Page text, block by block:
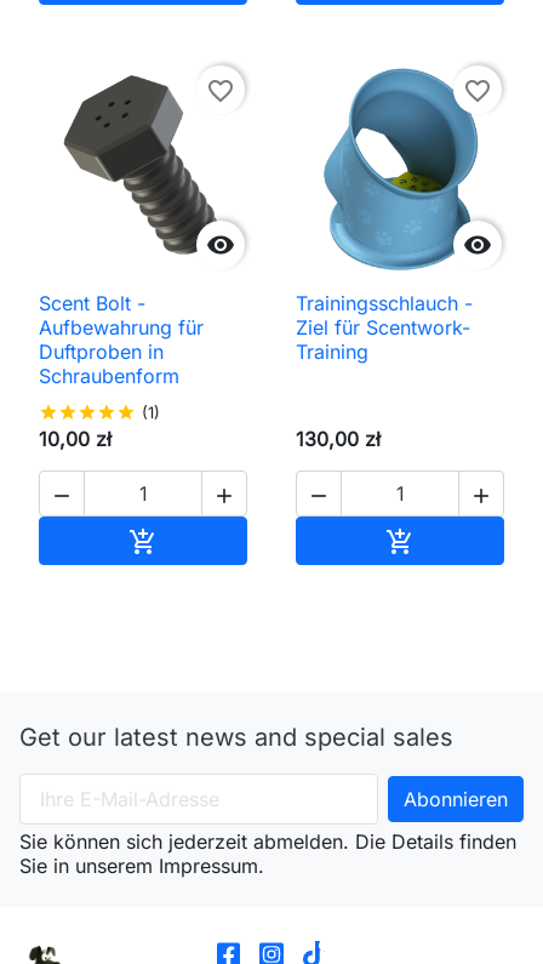

favorite_border
Scent Bolt -
Aufbewahrung für
Duftproben in
Schraubenform
starstarstarstarstar (1)
10,00 zł
 


favorite_border
Trainingsschlauch -
Ziel für Scentwork-
Training
130,00 zł
 

Get our latest news and special sales
Sie können sich jederzeit abmelden. Die Details finden
Sie in unserem Impressum.